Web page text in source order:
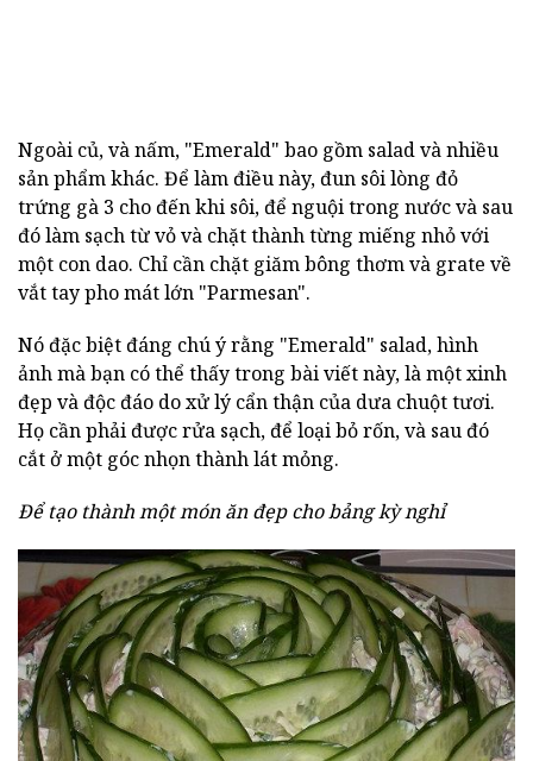
Ngoài củ, và nấm, "Emerald" bao gồm salad và nhiều
sản phẩm khác. Để làm điều này, đun sôi lòng đỏ
trứng gà 3 cho đến khi sôi, để nguội trong nước và sau
đó làm sạch từ vỏ và chặt thành từng miếng nhỏ với
một con dao. Chỉ cần chặt giăm bông thơm và grate về
vắt tay pho mát lớn "Parmesan".
Nó đặc biệt đáng chú ý rằng "Emerald" salad, hình
ảnh mà bạn có thể thấy trong bài viết này, là một xinh
đẹp và độc đáo do xử lý cẩn thận của dưa chuột tươi.
Họ cần phải được rửa sạch, để loại bỏ rốn, và sau đó
cắt ở một góc nhọn thành lát mỏng.
Để tạo thành một món ăn đẹp cho bảng kỳ nghỉ